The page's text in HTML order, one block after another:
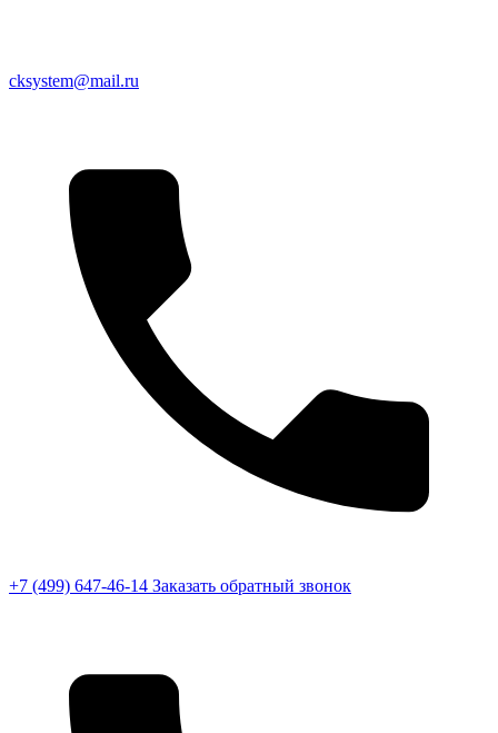
cksystem@mail.ru
+7 (499) 647-46-14 Заказать обратный звонок